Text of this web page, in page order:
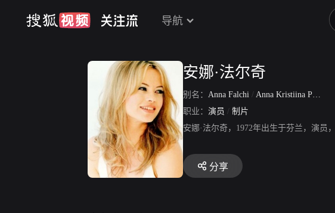
导航
安娜·法尔奇
别名： Anna Falchi / Anna Kristiina Palomaki
职业： 演员 / 制片
安娜·法尔奇，1972年出生于芬兰，演员
分享